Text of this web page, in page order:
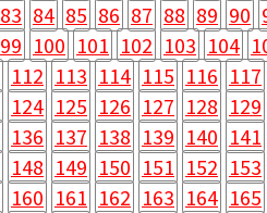
83 84 85 86 87 88 89 90
99 100 101 102 103 104
112 113 114 115 116 117
124 125 126 127 128 129
136 137 138 139 140 141
148 149 150 151 152 153
160 161 162 163 164 165